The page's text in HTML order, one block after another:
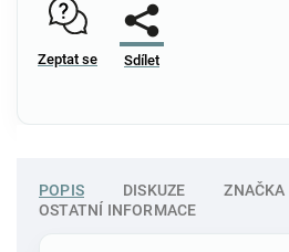
Zeptat se Sdílet
POPIS DISKUZE ZNAČKA
OSTATNÍ INFORMACE